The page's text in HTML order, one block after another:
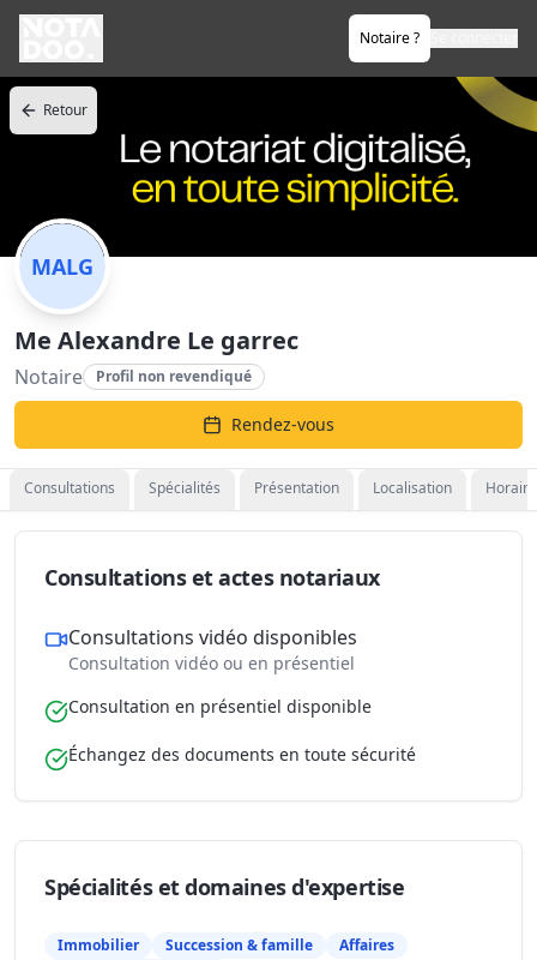
Notaire ?
Retour
MALG
Me Alexandre Le garrec
Notaire Profil non revendiqué
Rendez-vous
Consultations Spécialités Présentation Localisation
Consultations et actes notariaux
Consultations vidéo disponibles
Consultation vidéo ou en présentiel
Consultation en présentiel disponible
Échangez des documents en toute sécurité
Spécialités et domaines d'expertise
Immobilier Succession & famille
Affaires